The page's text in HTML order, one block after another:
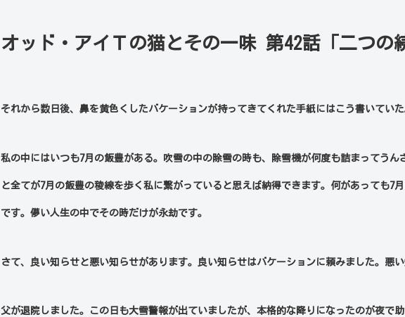
オッド・アイＴの猫とその一味 第42話「二つの
それから数日後、鼻を黄色くしたバケーションが持ってきてくれた手紙にはこう書いていた
私の中にはいつも7月の飯豊がある。吹雪の中の除雪の時も、除雪機が何度も詰まってうん
と全てが7月の飯豊の稜線を歩く私に繋がっていると思えば納得できます。何があっても7
です。儚い人生の中でその時だけが永劫です。
さて、良い知らせと悪い知らせがあります。良い知らせはバケーションに頼みました。悪
父が退院しました。この日も大雪警報が出ていましたが、本格的な降りになったのが夜で